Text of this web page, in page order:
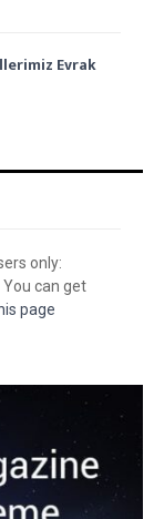
Evrak
only:
can get
page